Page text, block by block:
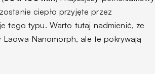
ciepło przyjęte przez
tego typu. Warto tutaj nadmienić, że
Nanomorph, ale te pokrywają